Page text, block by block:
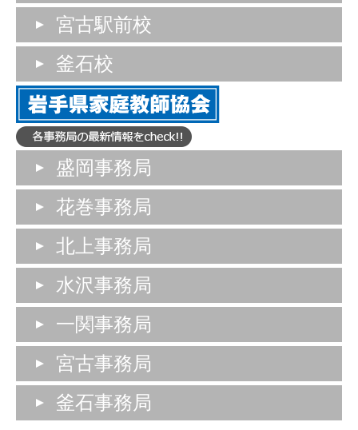
宮古駅前校
釜石校
盛岡事務局
花巻事務局
北上事務局
水沢事務局
一関事務局
宮古事務局
釜石事務局